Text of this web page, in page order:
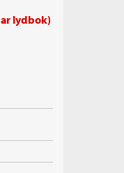
lydbok)